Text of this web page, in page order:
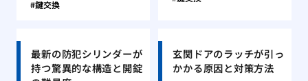
鍵交換
最新の防犯シリンダーが
持つ驚異的な構造と開錠
玄関ドアのラッチが引っ
かかる原因と対策方法